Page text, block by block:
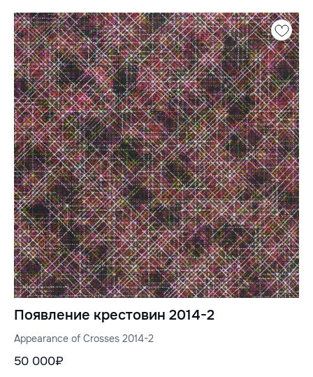
Появление крестовин 2014-2
Appearance of Crosses 2014-2
50 000₽